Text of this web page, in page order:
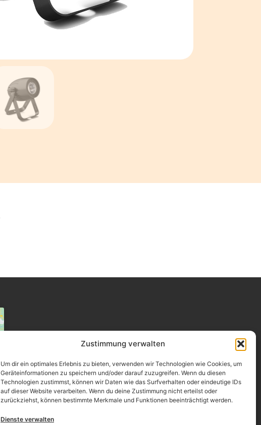
Zustimmung verwalten
Um dir ein optimales Erlebnis zu bieten, verwenden wir Technologien wie Cookies, um
Geräteinformationen zu speichern und/oder darauf zuzugreifen. Wenn du diesen
Technologien zustimmst, können wir Daten wie das Surfverhalten oder eindeutige IDs
auf dieser Website verarbeiten. Wenn du deine Zustimmung nicht erteilst oder
zurückziehst, können bestimmte Merkmale und Funktionen beeinträchtigt werden.
Dienste verwalten
Impressum
Datenschutz
Erklärung zur Barrierefreiheit
AGB